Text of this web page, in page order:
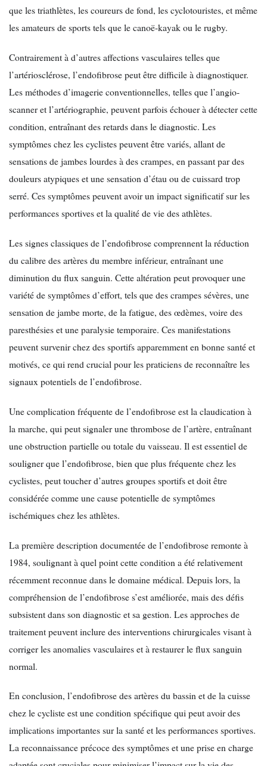
que les triathlètes, les coureurs de fond, les cyclotouristes, et même
les amateurs de sports tels que le canoë-kayak ou le rugby.
Contrairement à d’autres affections vasculaires telles que
l’artériosclérose, l’endofibrose peut être difficile à diagnostiquer.
Les méthodes d’imagerie conventionnelles, telles que l’angio-
scanner et l’artériographie, peuvent parfois échouer à détecter cette
condition, entraînant des retards dans le diagnostic. Les
symptômes chez les cyclistes peuvent être variés, allant de
sensations de jambes lourdes à des crampes, en passant par des
douleurs atypiques et une sensation d’étau ou de cuissard trop
serré. Ces symptômes peuvent avoir un impact significatif sur les
performances sportives et la qualité de vie des athlètes.
Les signes classiques de l’endofibrose comprennent la réduction
du calibre des artères du membre inférieur, entraînant une
diminution du flux sanguin. Cette altération peut provoquer une
variété de symptômes d’effort, tels que des crampes sévères, une
sensation de jambe morte, de la fatigue, des œdèmes, voire des
paresthésies et une paralysie temporaire. Ces manifestations
peuvent survenir chez des sportifs apparemment en bonne santé et
motivés, ce qui rend crucial pour les praticiens de reconnaître les
signaux potentiels de l’endofibrose.
Une complication fréquente de l’endofibrose est la claudication à
la marche, qui peut signaler une thrombose de l’artère, entraînant
une obstruction partielle ou totale du vaisseau. Il est essentiel de
souligner que l’endofibrose, bien que plus fréquente chez les
cyclistes, peut toucher d’autres groupes sportifs et doit être
considérée comme une cause potentielle de symptômes
ischémiques chez les athlètes.
La première description documentée de l’endofibrose remonte à
1984, soulignant à quel point cette condition a été relativement
récemment reconnue dans le domaine médical. Depuis lors, la
compréhension de l’endofibrose s’est améliorée, mais des défis
subsistent dans son diagnostic et sa gestion. Les approches de
traitement peuvent inclure des interventions chirurgicales visant à
corriger les anomalies vasculaires et à restaurer le flux sanguin
normal.
En conclusion, l’endofibrose des artères du bassin et de la cuisse
chez le cycliste est une condition spécifique qui peut avoir des
implications importantes sur la santé et les performances sportives.
La reconnaissance précoce des symptômes et une prise en charge